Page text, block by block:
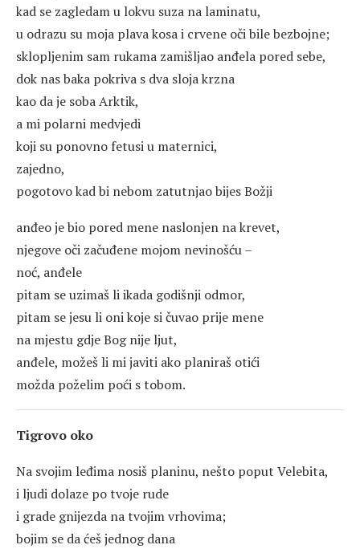
kad se zagledam u lokvu suza na laminatu,
u odrazu su moja plava kosa i crvene oči bile bezbojne;
sklopljenim sam rukama zamišljao anđela pored sebe,
dok nas baka pokriva s dva sloja krzna
kao da je soba Arktik,
a mi polarni medvjedi
koji su ponovno fetusi u maternici,
zajedno,
pogotovo kad bi nebom zatutnjao bijes Božji
anđeo je bio pored mene naslonjen na krevet,
njegove oči začuđene mojom nevinošću –
noć, anđele
pitam se uzimaš li ikada godišnji odmor,
pitam se jesu li oni koje si čuvao prije mene
na mjestu gdje Bog nije ljut,
anđele, možeš li mi javiti ako planiraš otići
možda poželim poći s tobom.
Tigrovo oko
Na svojim leđima nosiš planinu, nešto poput Velebita,
i ljudi dolaze po tvoje rude
i grade gnijezda na tvojim vrhovima;
bojim se da ćeš jednog dana